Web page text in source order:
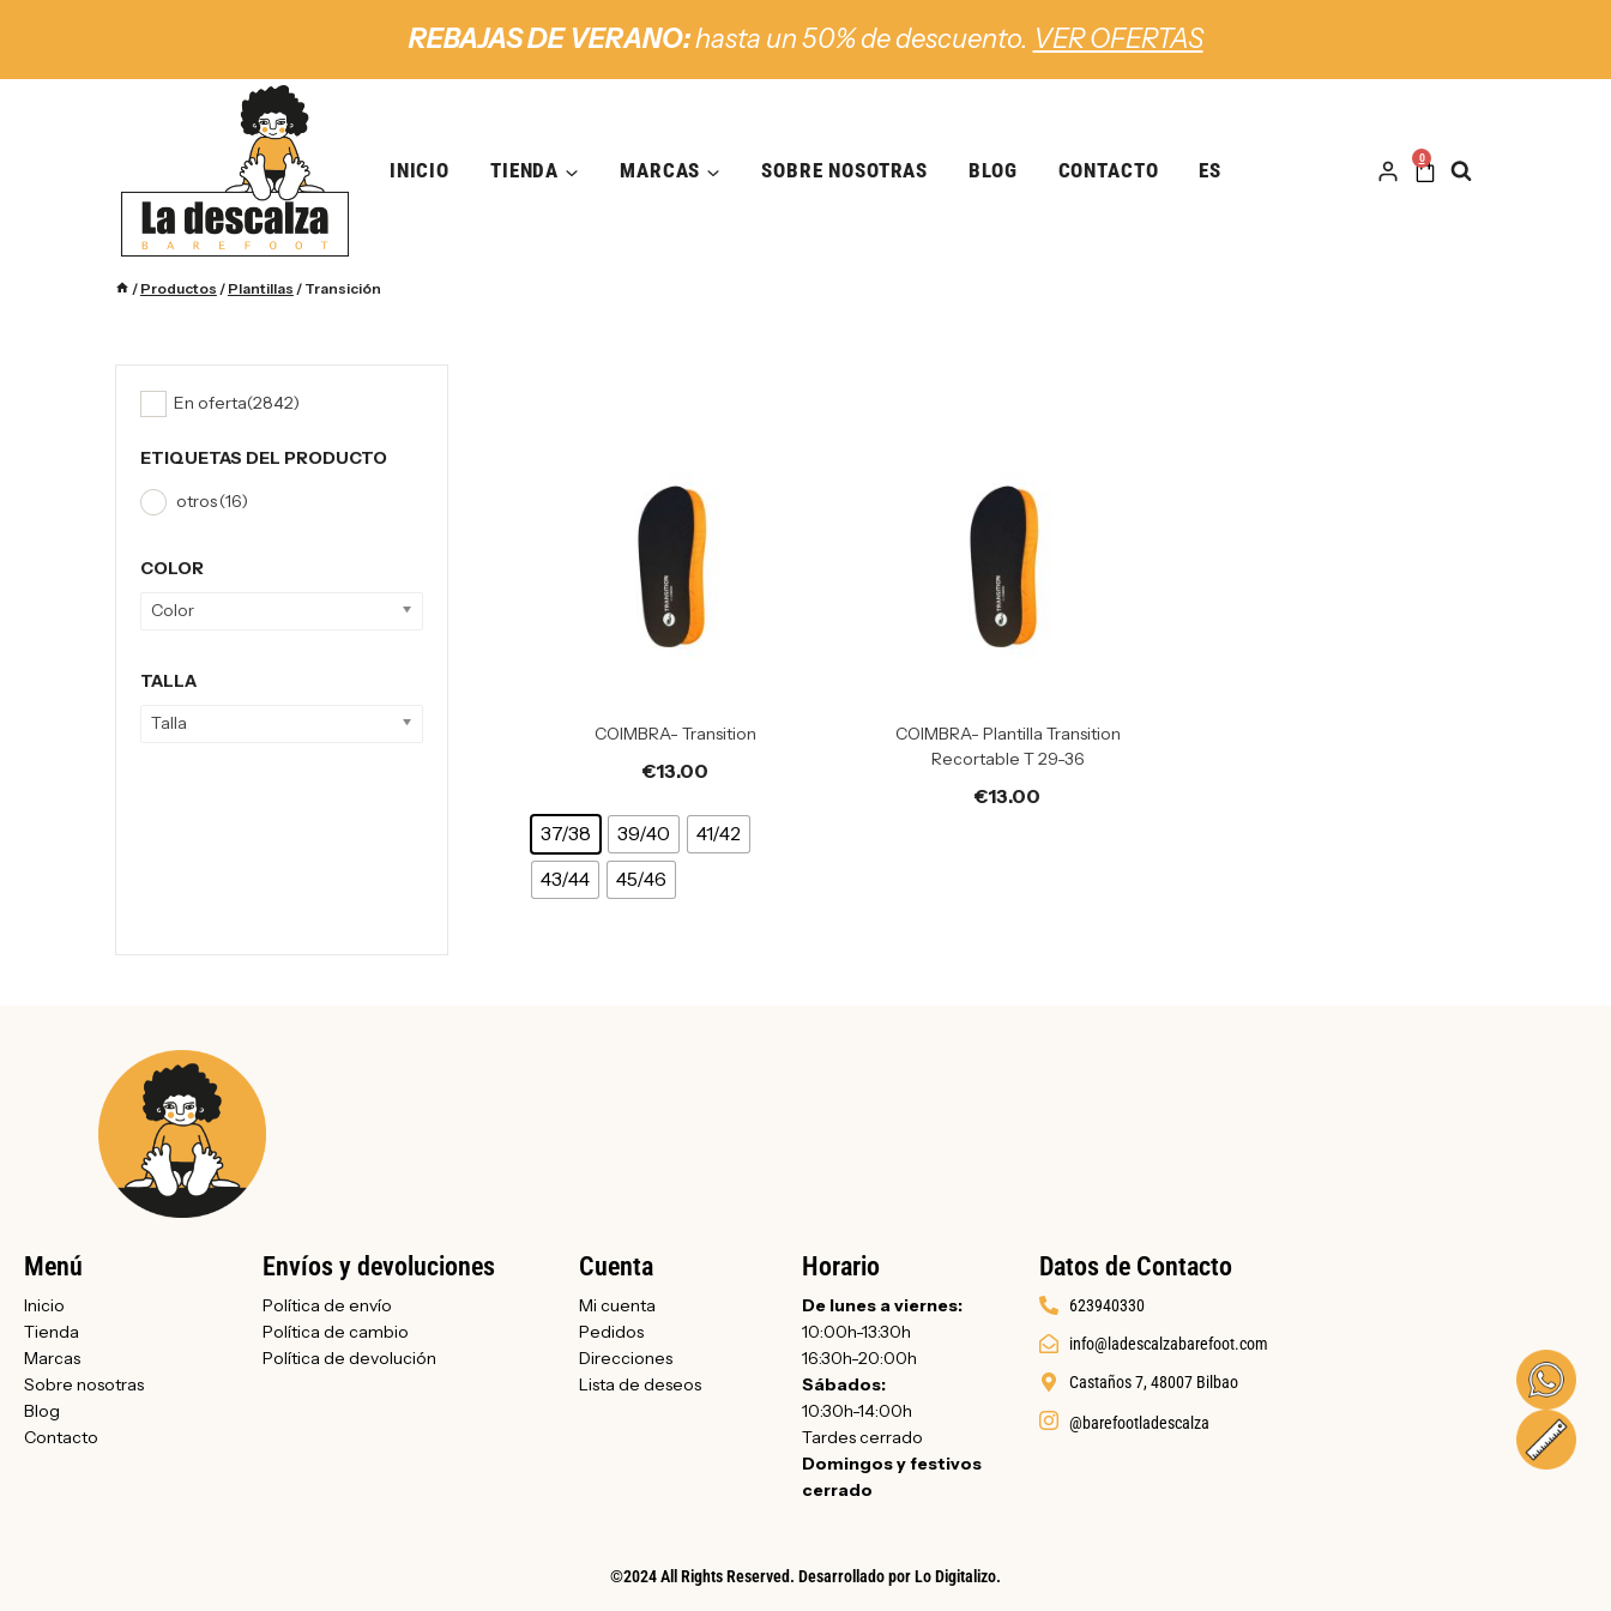
REBAJAS DE VERANO:hasta un 50% de descuento. VER OFERTAS
INICIO TIENDA MARCAS SOBRE NOSOTRAS BLOG CONTACTO ES
0
/ Productos / Plantillas / Transición
COIMBRA- Transition
€13.00
37/38 39/40
41/42
43/44
45/46
COIMBRA- Plantilla Transition
Recortable T 29-36
€13.00
En oferta(2842)
ETIQUETAS DEL PRODUCTO
otros(16)
COLOR
Color
TALLA
Talla
Menú
Inicio
Tienda
Marcas
Sobre nosotras
Blog
Contacto
Envíos y devoluciones
Política de envío
Política de cambio
Política de devolución
Cuenta
Mi cuenta
Pedidos
Direcciones
Lista de deseos
Horario
De lunes a viernes:
10:00h-13:30h
16:30h-20:00h
Sábados:
10:30h-14:00h
Tardes cerrado
Domingos y festivos
cerrado
Datos de Contacto
623940330
info@ladescalzabarefoot.com
Castaños 7, 48007 Bilbao
@barefootladescalza
©2024 All Rights Reserved. Desarrollado porLo Digitalizo.